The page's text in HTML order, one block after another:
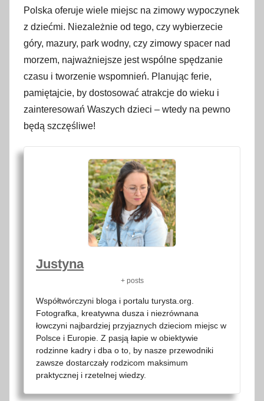
Polska oferuje wiele miejsc na zimowy wypoczynek
z dziećmi. Niezależnie od tego, czy wybierzecie
góry, mazury, park wodny, czy zimowy spacer nad
morzem, najważniejsze jest wspólne spędzanie
czasu i tworzenie wspomnień. Planując ferie,
pamiętajcie, by dostosować atrakcje do wieku i
zainteresowań Waszych dzieci – wtedy na pewno
będą szczęśliwe!
Justyna
+ posts
Współtwórczyni bloga i portalu turysta.org.
Fotografka, kreatywna dusza i niezrównana
łowczyni najbardziej przyjaznych dzieciom miejsc w
Polsce i Europie. Z pasją łapie w obiektywie
rodzinne kadry i dba o to, by nasze przewodniki
zawsze dostarczały rodzicom maksimum
praktycznej i rzetelnej wiedzy.